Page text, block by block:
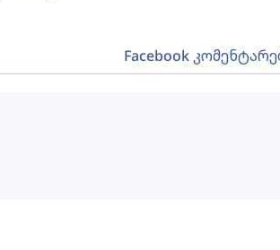
Facebook